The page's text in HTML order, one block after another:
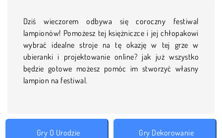
Dziś wieczorem odbywa się coroczny festiwal
lampionów! Pomożesz tej księżniczce i jej chłopakowi
wybrać idealne stroje na tę okazję w tej grze w
ubieranki i projektowanie online? jak już wszystko
będzie gotowe możesz pomóc im stworzyć własny
lampion na festiwal.
Gry O Urodzie Gry Dekorowanie